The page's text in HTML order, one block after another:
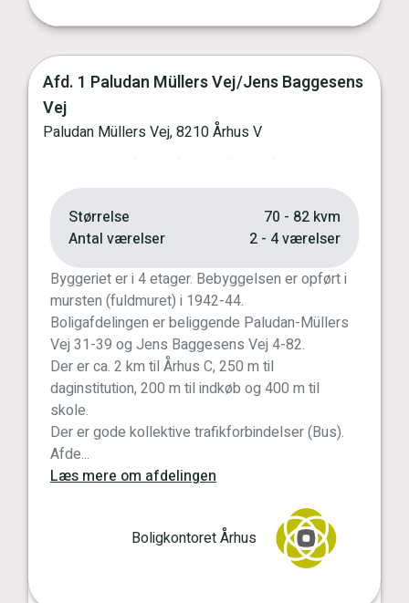
Afd. 1 Paludan Müllers Vej/Jens Baggesens
Vej
Paludan Müllers Vej, 8210 Århus V
Forrige
Vis kort
Størrelse
70 - 82 kvm
Antal værelser
2 - 4 værelser
Byggeriet er i 4 etager. Bebyggelsen er opført i
mursten (fuldmuret) i 1942-44.
Boligafdelingen er beliggende Paludan-Müllers
Vej 31-39 og Jens Baggesens Vej 4-82.
Der er ca. 2 km til Århus C, 250 m til
daginstitution, 200 m til indkøb og 400 m til
skole.
Der er gode kollektive trafikforbindelser (Bus).
Afde...
Læs mere om afdelingen
Boligkontoret Århus